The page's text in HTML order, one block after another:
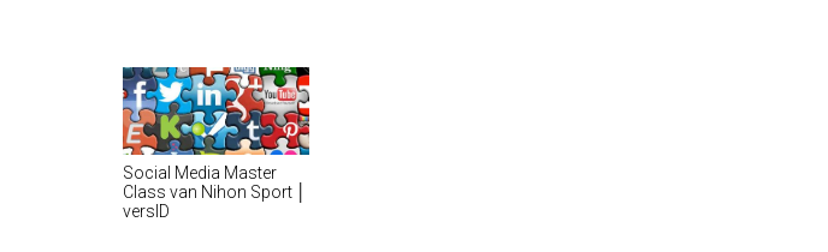
Social Media Master
Class van Nihon Sport │
versID